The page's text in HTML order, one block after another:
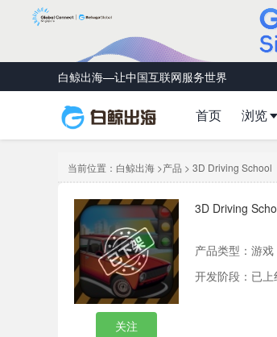
白鲸出海—让中国互联网服务世界
首页 浏览
当前位置： 白鲸出海 >产品 > 3D Driving School
关注
3D Driving
产品类型： 游戏
开发阶段：已上